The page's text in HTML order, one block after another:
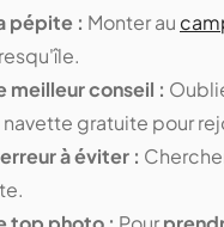
pépite : Monter au
meilleur conseil :
navette gratuite pour
à éviter :